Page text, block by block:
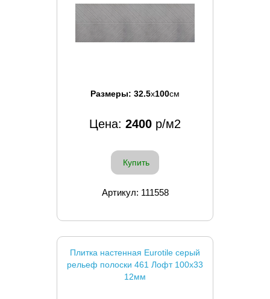
Размеры: 32.5x100см
Цена: 2400 р/м2
Купить
Артикул: 111558
Плитка настенная Eurotile серый
рельеф полоски 461 Лофт 100x33
12мм